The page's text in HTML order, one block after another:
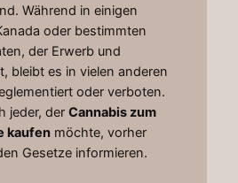
Während in einigen
oder bestimmten
der Erwerb und
bleibt es in vielen anderen
oder verboten.
jeder, der Cannabis zum
kaufenmöchte, vorher
Gesetze informieren.